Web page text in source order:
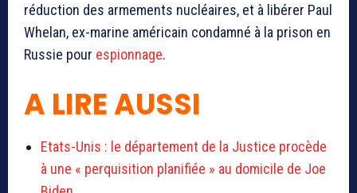
réduction des armements nucléaires, et à libérer Paul
Whelan, ex-marine américain condamné à la prison en
Russie pour espionnage.
A LIRE AUSSI
Etats-Unis : le département de la Justice procède
à une « perquisition planifiée » au domicile de Joe